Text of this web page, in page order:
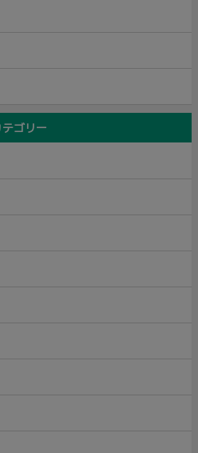
テゴリー